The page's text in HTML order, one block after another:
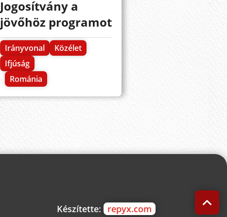
Jogosítvány a
jövőhöz programot
Irányvonal
Közélet
Ifjúság
Románia
Készítette: repyx.com